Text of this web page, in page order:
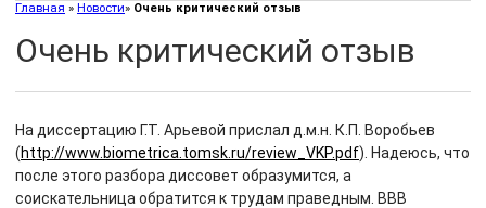
Главная » Новости» Очень критический отзыв
Очень критический отзыв
На диссертацию Г.Т. Арьевой прислал д.м.н. К.П. Воробьев
(http://www.biometrica.tomsk.ru/review_VKP.pdf). Надеюсь, что
после этого разбора диссовет образумится, а
соискательница обратится к трудам праведным. ВВВ